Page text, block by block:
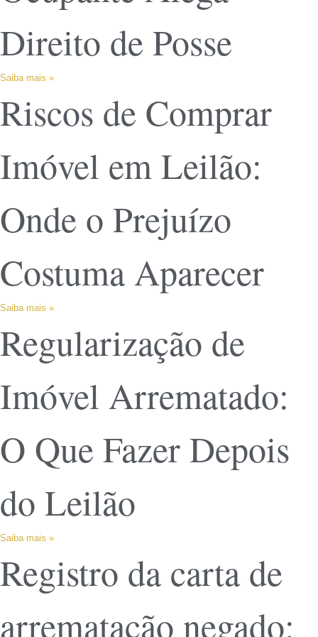
Direito de Posse
Saiba mais »
Riscos de Comprar
Imóvel em Leilão:
Onde o Prejuízo
Costuma Aparecer
Saiba mais »
Regularização de
Imóvel Arrematado:
O Que Fazer Depois
do Leilão
Saiba mais »
Registro da carta de
arrematação negado: